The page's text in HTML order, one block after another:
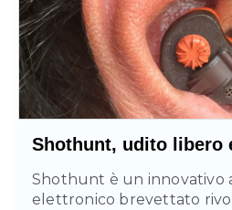
Shothunt, udito libero
Shothunt è un innovativo
elettronico brevettato